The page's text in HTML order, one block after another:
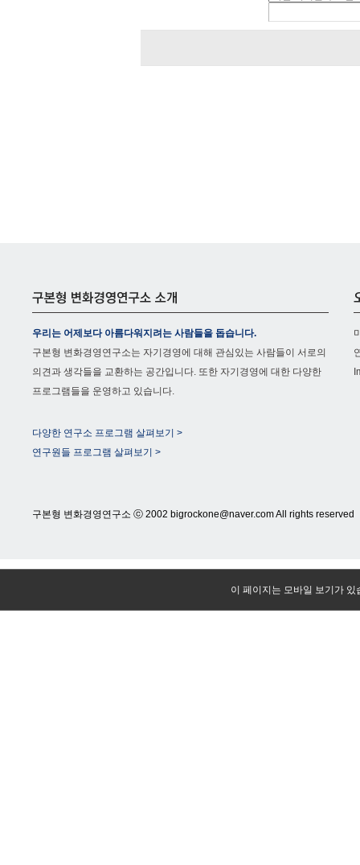
우리는 어제보다 아름다워지려는 사람들을 돕습니다.
구본형 변화경영연구소는 자기경영에 대해 관심있는 사람들이 서로의
의견과 생각들을 교환하는 공간입니다. 또한 자기경영에 대한 다양한
프로그램들을 운영하고 있습니다.
다양한 연구소 프로그램 살펴보기 >
연구원들 프로그램 살펴보기 >
구본형 변화경영연구소 ⓒ 2002 bigrockone@naver.com All rights reserved
이 페이지는 모바일 보기가